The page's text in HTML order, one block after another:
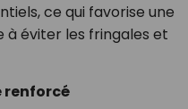
ce qui favorise une
à éviter les fringales et
renforcé